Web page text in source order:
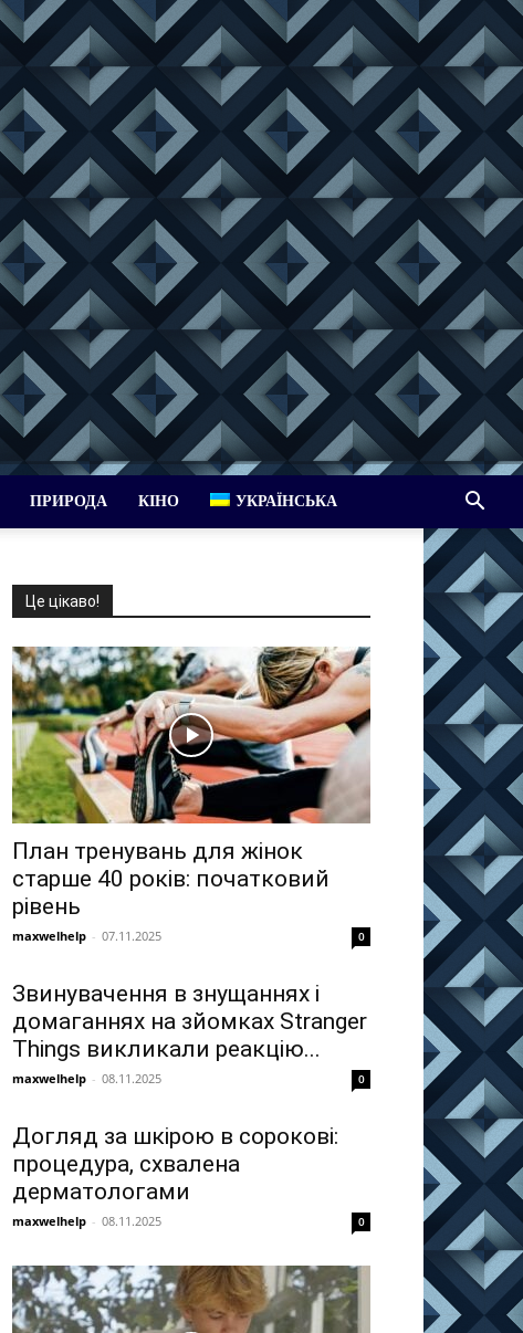
ПРИРОДА КІНО УКРАЇНСЬКА
Це цікаво!
План тренувань для жінок
старше 40 років: початковий
рівень
maxwelhelp - 07.11.2025 0
Звинувачення в знущаннях і
домаганнях на зйомках Stranger
Things викликали реакцію...
maxwelhelp - 08.11.2025 0
Догляд за шкірою в сорокові:
процедура, схвалена
дерматологами
maxwelhelp - 08.11.2025 0